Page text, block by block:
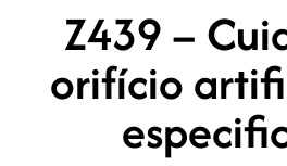
Z439 –
orifício